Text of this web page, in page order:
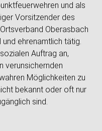
und als
Vorsitzender des
Oberasbach
ehrenamtlich tätig.
Auftrag an,
verunsichernden
Möglichkeiten zu
bekannt oder oft nur
sind.